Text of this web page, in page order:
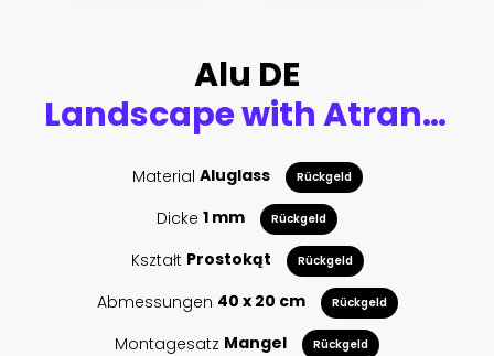
Alu DE
Landscape with Atrani town at famous amalfi coast, Italy
Material Aluglass Rückgeld
Dicke 1 mm Rückgeld
Kształt Prostokąt Rückgeld
Abmessungen 40 x 20 cm Rückgeld
Montagesatz Mangel Rückgeld